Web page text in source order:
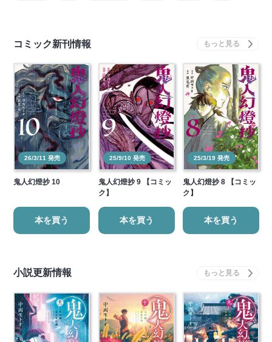
コミック新刊情報
26/3/11 発売
鬼人幻燈抄 10
本を買う
25/9/10 発売
鬼人幻燈抄 9 【コミッ
ク】
本を買う
25/3/19 発売
鬼人幻燈抄 8 【コミッ
ク】
本を買う
小説更新情報